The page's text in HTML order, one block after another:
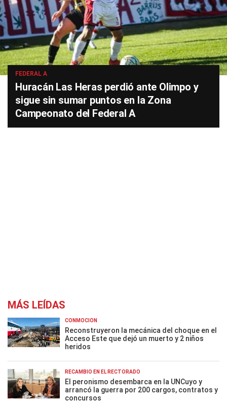
FEDERAL A
Huracán Las Heras perdió ante Olimpo y
sigue sin sumar puntos en la Zona
Campeonato del Federal A
MÁS LEÍDAS
CONMOCIÓN
Reconstruyeron la mecánica del choque en el
Acceso Este que dejó un muerto y 2 niños
heridos
RECAMBIO EN EL RECTORADO
El peronismo desembarca en la UNCuyo y
arrancó la guerra por 200 cargos, contratos y
concursos